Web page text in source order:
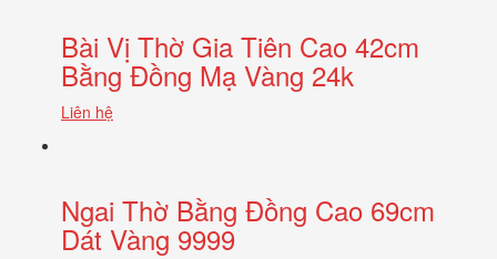
Bài Vị Thờ Gia Tiên Cao 42cm
Bằng Đồng Mạ Vàng 24k
Liên hệ
Ngai Thờ Bằng Đồng Cao 69cm
Dát Vàng 9999